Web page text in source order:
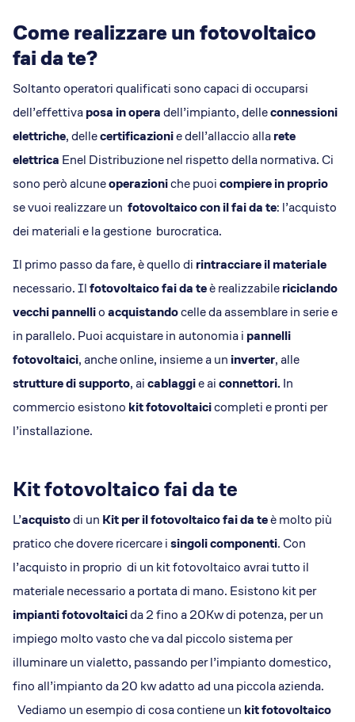
Come realizzare un fotovoltaico
fai da te?
Soltanto operatori qualificati sono capaci di occuparsi
dell’effettivaposa in operadell’impianto, delleconnessioni
elettriche, dellecertificazionie dell’allaccio allarete
elettrica Enel Distribuzione nel rispetto della normativa. Ci
sono però alcuneoperazioniche puoicompiere in proprio
se vuoi realizzare un fotovoltaico con il fai da te: l’acquisto
dei materiali e la gestione burocratica.
Il primo passo da fare, è quello di rintracciare il materiale
necessario. Ilfotovoltaico fai da teè realizzabilericiclando
vecchi pannellioacquistandocelle da assemblare in serie e
in parallelo. Puoi acquistare in autonomia i pannelli
fotovoltaici, anche online, insieme a un inverter, alle
strutture di supporto, aicablaggie aiconnettori. In
commercio esistono kit fotovoltaicicompleti e pronti per
l’installazione.
Kit fotovoltaico fai da te
L’acquistodi un Kit per il fotovoltaico fai da teè molto più
pratico che dovere ricercare isingoli componenti. Con
l’acquisto in proprio di un kit fotovoltaico avrai tutto il
materiale necessario a portata di mano. Esistono kit per
impianti fotovoltaicida 2 fino a 20Kw di potenza, per un
impiego molto vasto che va dal piccolo sistema per
illuminare un vialetto, passando per l’impianto domestico,
fino all’impianto da 20 kw adatto ad una piccola azienda.
Vediamo un esempio di cosa contiene un kit fotovoltaico